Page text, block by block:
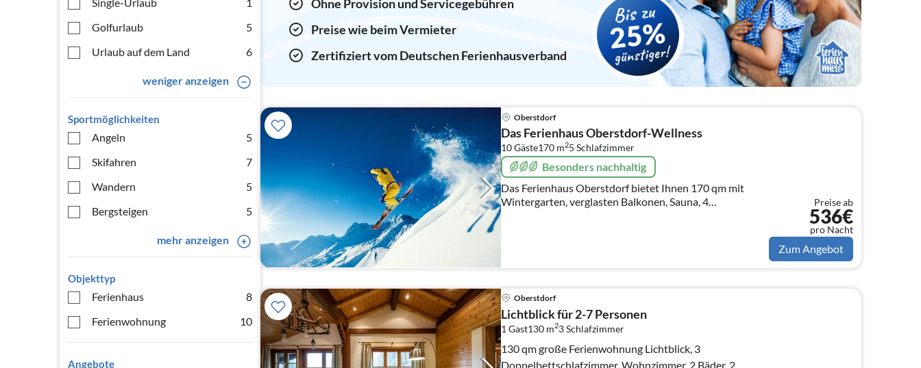
Golfurlaub
5
Urlaub auf dem Land
6
weniger anzeigen
Sportmöglichkeiten
Angeln
5
Skifahren
7
Wandern
5
Bergsteigen
5
mehr anzeigen
Objekttyp
Ferienhaus
8
Ferienwohnung
10
Angebote
Ohne Provision und Servicegebühren
Preise wie beim Vermieter
Zertifiziert vom Deutschen Ferienhausverband
Oberstdorf
Das Ferienhaus Oberstdorf-Wellness
10 Gäste170 m25 Schlafzimmer
Besonders nachhaltig
Das Ferienhaus Oberstdorf bietet Ihnen 170 qm mit
Wintergarten, verglasten Balkonen, Sauna, 4
Schlafzimmer, 2 Bäder, 1 WC , Sauna mit Dusche
Preise ab
536€
pro Nacht
Zum Angebot
Oberstdorf
Lichtblick für 2-7 Personen
1 Gast130 m23Schlafzimmer
130 qm große Ferienwohnung Lichtblick, 3
Doppelbettschlafzimmer, Wohnzimmer, 2 Bäder, 2